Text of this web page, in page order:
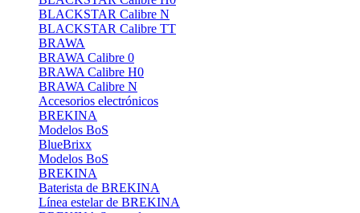
BLACKSTAR Calibre N
BLACKSTAR Calibre TT
BRAWA
BRAWA Calibre 0
BRAWA Calibre H0
BRAWA Calibre N
Accesorios electrónicos
BREKINA
Modelos BoS
BlueBrixx
Modelos BoS
BREKINA
Baterista de BREKINA
Línea estelar de BREKINA